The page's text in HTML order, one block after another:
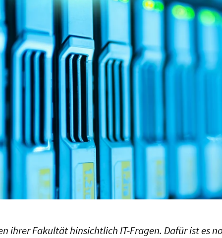
ihrer Fakultät hinsichtlich IT-Fragen. Dafür ist es